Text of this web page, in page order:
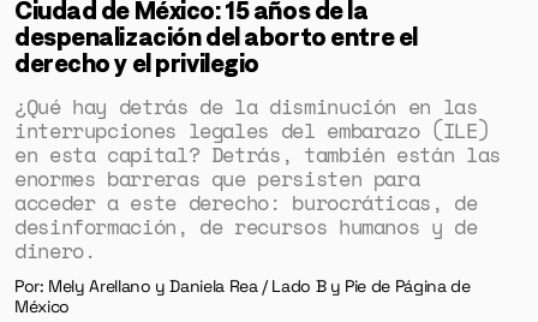
Ciudad de México: 15 años de la
despenalización del aborto entre el
derecho y el privilegio
¿Qué hay detrás de la disminución en las
interrupciones legales del embarazo (ILE)
en esta capital? Detrás, también están las
enormes barreras que persisten para
acceder a este derecho: burocráticas, de
desinformación, de recursos humanos y de
dinero.
Por: Mely Arellano y Daniela Rea / Lado B y Pie de Página de
México